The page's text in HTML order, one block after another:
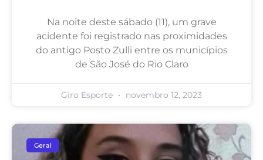
Na noite deste sábado (11), um grave
acidente foi registrado nas proximidades
do antigo Posto Zulli entre os municípios
de São José do Rio Claro
Giro Esporte novembro 12, 2023
Geral